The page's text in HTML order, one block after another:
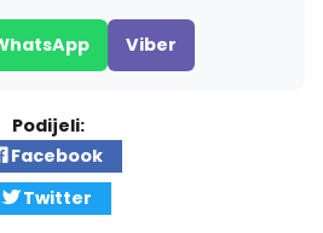
Viber
Podijeli:
Facebook
Twitter